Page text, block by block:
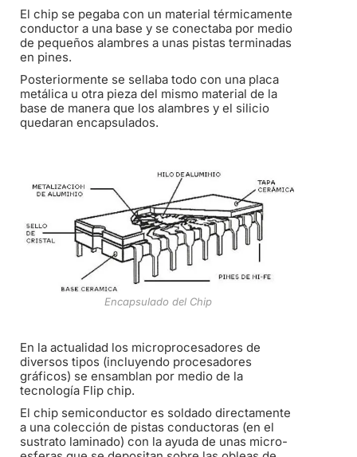
El chip se pegaba con un material térmicamente
conductor a una base y se conectaba por medio
de pequeños alambres a unas pistas terminadas
en pines.
Posteriormente se sellaba todo con una placa
metálica u otra pieza del mismo material de la
base de manera que los alambres y el silicio
quedaran encapsulados.
Encapsulado del Chip
En la actualidad los microprocesadores de
diversos tipos (incluyendo procesadores
gráficos) se ensamblan por medio de la
tecnología Flip chip.
El chip semiconductor es soldado directamente
a una colección de pistas conductoras (en el
sustrato laminado) con la ayuda de unas micro-